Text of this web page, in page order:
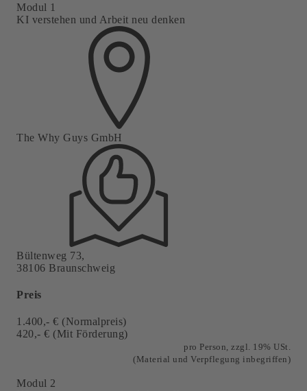
Modul 1
KI verstehen und Arbeit neu denken
The Why Guys GmbH
Bültenweg 73,
38106 Braunschweig
Preis
1.400,- € (Normalpreis)
420,- € (Mit Förderung)
pro Person, zzgl. 19% USt.
(Material und Verpflegung inbegriffen)
Modul 2